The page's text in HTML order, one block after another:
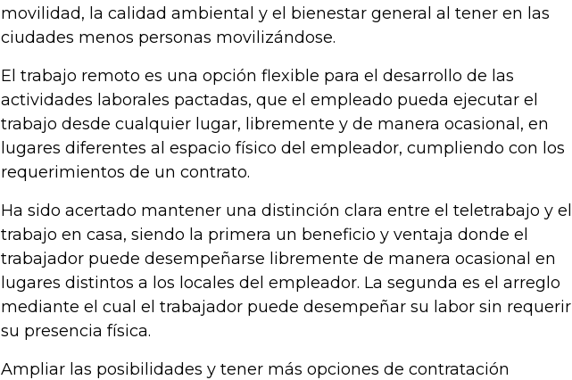
movilidad, la calidad ambiental y el bienestar general al tener en las
ciudades menos personas movilizándose.
El trabajo remoto es una opción flexible para el desarrollo de las
actividades laborales pactadas, que el empleado pueda ejecutar el
trabajo desde cualquier lugar, libremente y de manera ocasional, en
lugares diferentes al espacio físico del empleador, cumpliendo con los
requerimientos de un contrato.
Ha sido acertado mantener una distinción clara entre el teletrabajo y el
trabajo en casa, siendo la primera un beneficio y ventaja donde el
trabajador puede desempeñarse libremente de manera ocasional en
lugares distintos a los locales del empleador. La segunda es el arreglo
mediante el cual el trabajador puede desempeñar su labor sin requerir
su presencia física.
Ampliar las posibilidades y tener más opciones de contratación